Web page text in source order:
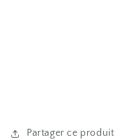
Partager ce produit